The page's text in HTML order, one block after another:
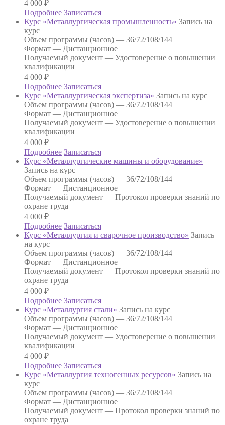
4 000 ₽
Подробнее Записаться
Курс «Металлургическая промышленность» Запись на
курс
Объем программы (часов) — 36/72/108/144
Формат — Дистанционное
Получаемый документ — Удостоверение о повышении
квалификации
4 000 ₽
Подробнее Записаться
Курс «Металлургическая экспертиза» Запись на курс
Объем программы (часов) — 36/72/108/144
Формат — Дистанционное
Получаемый документ — Удостоверение о повышении
квалификации
4 000 ₽
Подробнее Записаться
Курс «Металлургические машины и оборудование»
Запись на курс
Объем программы (часов) — 36/72/108/144
Формат — Дистанционное
Получаемый документ — Протокол проверки знаний по
охране труда
4 000 ₽
Подробнее Записаться
Курс «Металлургия и сварочное производство» Запись
на курс
Объем программы (часов) — 36/72/108/144
Формат — Дистанционное
Получаемый документ — Протокол проверки знаний по
охране труда
4 000 ₽
Подробнее Записаться
Курс «Металлургия стали» Запись на курс
Объем программы (часов) — 36/72/108/144
Формат — Дистанционное
Получаемый документ — Удостоверение о повышении
квалификации
4 000 ₽
Подробнее Записаться
Курс «Металлургия техногенных ресурсов» Запись на
курс
Объем программы (часов) — 36/72/108/144
Формат — Дистанционное
Получаемый документ — Протокол проверки знаний по
охране труда